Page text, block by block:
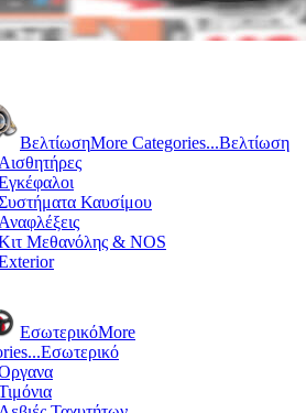
ΒελτίωσηMore Categories...Βελτίωση
Αισθητήρες
Καυσίμου
Αναφλέξεις
Μεθανόλης & ΝΟS
ΕσωτερικόMore
Εσωτερικό